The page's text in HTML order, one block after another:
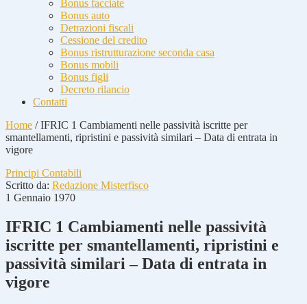
Bonus facciate
Bonus auto
Detrazioni fiscali
Cessione del credito
Bonus ristrutturazione seconda casa
Bonus mobili
Bonus figli
Decreto rilancio
Contatti
Home /IFRIC 1 Cambiamenti nelle passività iscritte per
smantellamenti, ripristini e passività similari – Data di entrata in
vigore
Principi Contabili
Scritto da: Redazione Misterfisco
1 Gennaio 1970
IFRIC 1 Cambiamenti nelle passività
iscritte per smantellamenti, ripristini e
passività similari – Data di entrata in
vigore